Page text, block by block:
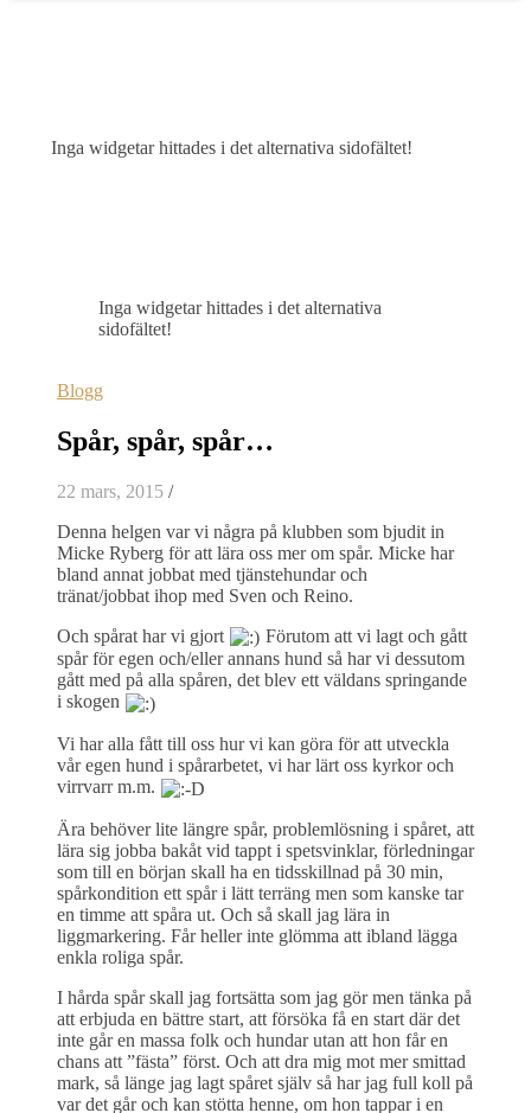
Inga widgetar hittades i det alternativa sidofältet!
Inga widgetar hittades i det alternativa
sidofältet!
Blogg
Spår, spår, spår…
22 mars, 2015 /
Denna helgen var vi några på klubben som bjudit in
Micke Ryberg för att lära oss mer om spår. Micke har
bland annat jobbat med tjänstehundar och
tränat/jobbat ihop med Sven och Reino.
Och spårat har vi gjort
Förutom att vi lagt och gått
spår för egen och/eller annans hund så har vi dessutom
gått med på alla spåren, det blev ett väldans springande
i skogen
Vi har alla fått till oss hur vi kan göra för att utveckla
vår egen hund i spårarbetet, vi har lärt oss kyrkor och
virrvarr m.m.
Ära behöver lite längre spår, problemlösning i spåret, att
lära sig jobba bakåt vid tappt i spetsvinklar, förledningar
som till en början skall ha en tidsskillnad på 30 min,
spårkondition ett spår i lätt terräng men som kanske tar
en timme att spåra ut. Och så skall jag lära in
liggmarkering. Får heller inte glömma att ibland lägga
enkla roliga spår.
I hårda spår skall jag fortsätta som jag gör men tänka på
att erbjuda en bättre start, att försöka få en start där det
inte går en massa folk och hundar utan att hon får en
chans att ”fästa” först. Och att dra mig mot mer smittad
mark, så länge jag lagt spåret själv så har jag full koll på
var det går och kan stötta henne, om hon tappar i en